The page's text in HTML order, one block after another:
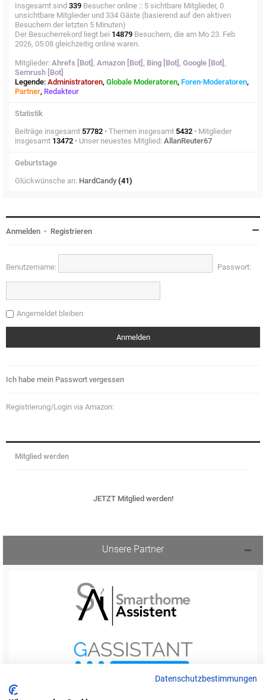
Insgesamt sind 339 Besucher online :: 5 sichtbare Mitglieder, 0
unsichtbare Mitglieder und 334 Gäste (basierend auf den aktiven
Besuchern der letzten 5 Minuten)
Der Besucherrekord liegt bei 14879 Besuchern, die am Mo 23. Feb
2026, 05:08 gleichzeitig online waren.
Mitglieder: Ahrefs [Bot] , Amazon [Bot] , Bing [Bot] , Google [Bot] ,
Semrush [Bot]
Legende: Administratoren, Globale Moderatoren, Foren-Moderatoren,
Partner, Redakteur
Statistik
Beiträge insgesamt 57782 • Themen insgesamt 5432 • Mitglieder
insgesamt 13472 • Unser neuestes Mitglied: AllanReuter67
Geburtstage
Glückwünsche an: HardCandy (41)
Anmelden • Registrieren
Benutzername: Passwort:
Angemeldet bleiben
Ich habe mein Passwort vergessen
Registrierung/Login via Amazon:
Mitglied werden
JETZT Mitglied werden!
Unsere Partner
Datenschutzbestimmungen